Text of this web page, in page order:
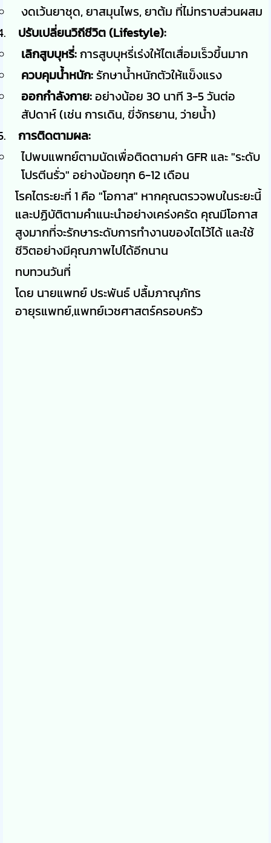
งดเว้นยาชุด, ยาสมุนไพร, ยาต้ม ที่ไม่ทราบส่วนผสม
ปรับเปลี่ยนวิถีชีวิต (Lifestyle):
เลิกสูบบุหรี่:การสูบบุหรี่เร่งให้ไตเสื่อมเร็วขึ้นมาก
ควบคุมน้ำหนัก: รักษาน้ำหนักตัวให้แข็งแรง
ออกกำลังกาย: อย่างน้อย 30 นาที 3-5 วันต่อ
สัปดาห์ (เช่น การเดิน, ขี่จักรยาน, ว่ายน้ำ)
การติดตามผล:
ไปพบแพทย์ตามนัดเพื่อติดตามค่า GFR และ "ระดับ
โปรตีนรั่ว" อย่างน้อยทุก 6-12 เดือน
โรคไตระยะที่ 1 คือ "โอกาส" หากคุณตรวจพบในระยะนี้
และปฏิบัติตามคำแนะนำอย่างเคร่งครัด คุณมีโอกาส
สูงมากที่จะรักษาระดับการทำงานของไตไว้ได้ และใช้
ชีวิตอย่างมีคุณภาพไปได้อีกนาน
ทบทวนวันที่
โดย นายแพทย์ ประพันธ์ ปลื้มภาณุภัทร
อายุรแพทย์,แพทย์เวชศาสตร์ครอบครัว